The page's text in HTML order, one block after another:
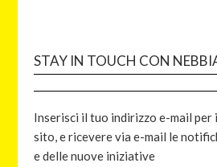
STAY IN TOUCH CON
Inserisci il tuo indirizzo e-mail
sito, e ricevere via e-mail le
e delle nuove iniziative